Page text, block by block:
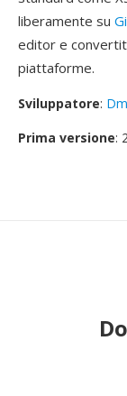
liberamente su
editor e
piattaforme.
Sviluppatore:
Prima versione: